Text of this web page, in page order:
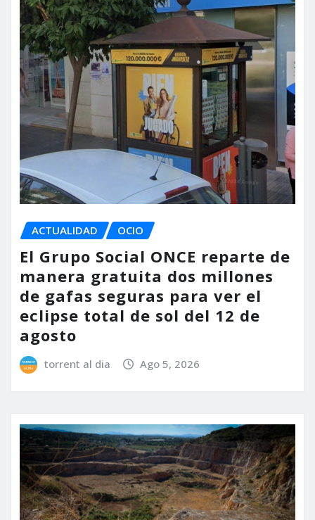
ACTUALIDAD OCIO
El Grupo Social ONCE reparte de
manera gratuita dos millones
de gafas seguras para ver el
eclipse total de sol del 12 de
agosto
torrent al dia Ago 5, 2026